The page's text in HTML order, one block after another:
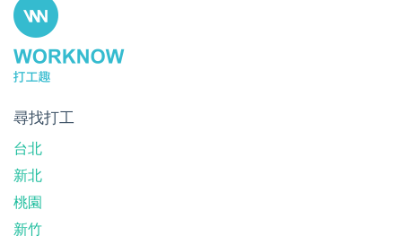
尋找打工
台北
新北
桃園
新竹